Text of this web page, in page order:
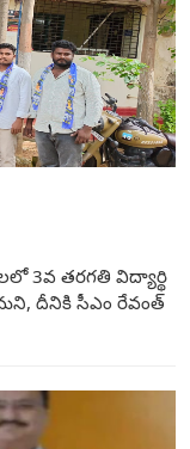
3వ తరగతి విద్యార్థి
దీనికి సీఎం రేవంత్